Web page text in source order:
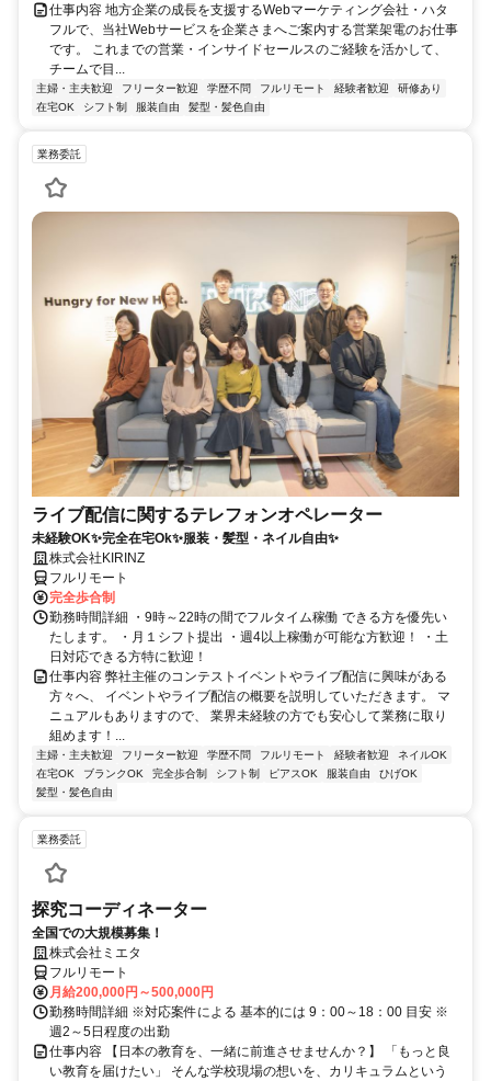
仕事内容 地方企業の成長を支援するWebマーケティング会社・ハタ
フルで、当社Webサービスを企業さまへご案内する営業架電のお仕事
です。 これまでの営業・インサイドセールスのご経験を活かして、
チームで目...
主婦・主夫歓迎 フリーター歓迎 学歴不問 フルリモート 経験者歓迎
研修あり
在宅OK
シフト制 服装自由 髪型・髪色自由
業務委託
ライブ配信に関するテレフォンオペレーター
未経験OK✨完全在宅Ok✨服装・髪型・ネイル自由✨
株式会社KIRINZ
フルリモート
完全歩合制
勤務時間詳細 ・9時～22時の間でフルタイム稼働 できる方を優先い
たします。 ・月１シフト提出 ・週4以上稼働が可能な方歓迎！ ・土
日対応できる方特に歓迎！
仕事内容 弊社主催のコンテストイベントやライブ配信に興味がある
方々へ、 イベントやライブ配信の概要を説明していただきます。 マ
ニュアルもありますので、 業界未経験の方でも安心して業務に取り
組めます！...
主婦・主夫歓迎 フリーター歓迎 学歴不問 フルリモート 経験者歓迎
ネイルOK
在宅OK
ブランクOK 完全歩合制 シフト制 ピアスOK 服装自由
ひげOK
髪型・髪色自由
業務委託
探究コーディネーター
全国での大規模募集！
株式会社ミエタ
フルリモート
月給200,000円～500,000円
勤務時間詳細 ※対応案件による 基本的には 9：00～18：00 目安 ※
週2～5日程度の出勤
仕事内容 【日本の教育を、一緒に前進させませんか？】 「もっと良
い教育を届けたい」 そんな学校現場の想いを、カリキュラムという